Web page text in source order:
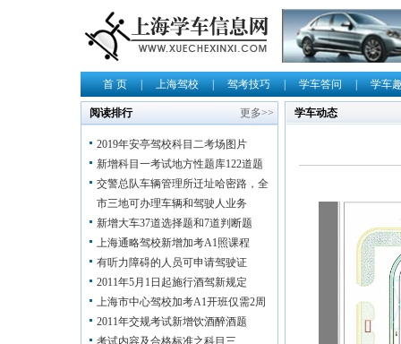
首 页|上海驾校|驾考技巧|学车答问|学车
阅读排行 更多>>
2019年安亭驾校科目二考场图片
新增科目一考试地方性题库122道题
交警总队车辆管理所迁址哈密路，全
市三地可办理车辆和驾驶人业务
新增大车37道选择题和7道判断题
上海通略驾校新增加考A1照课程
有听力障碍的人员可申请驾驶证
2011年5月1日起施行酒驾新规定
上海市中心驾校加考A1开班仅需2周
2011年交规考试新增饮酒醉酒题
考试内容及合格标准之科目三
学车动态